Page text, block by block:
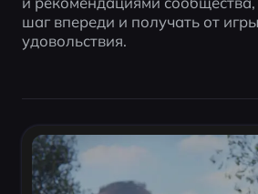
шаг впереди и получать от
удовольствия.